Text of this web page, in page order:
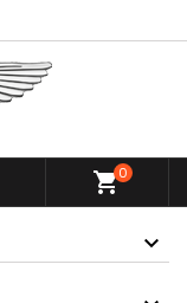
shopping_cart0